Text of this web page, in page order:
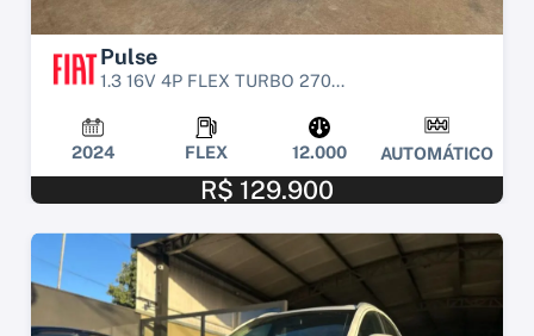
Pulse
1.3 16V 4P FLEX TURBO 270...
2024 FLEX 12.000 AUTOMÁTICO
R$ 129.900